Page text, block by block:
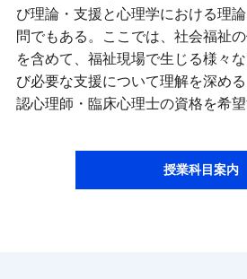
び理論・支援と心理学における理
問でもある。ここでは、社会福祉
を含めて、福祉現場で生じる様々
び必要な支援について理解を深め
認心理師・臨床心理士の資格を希
授業科目案内